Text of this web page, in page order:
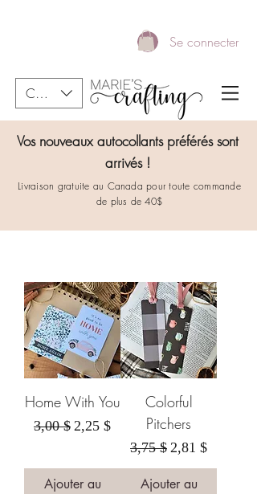
Se connecter
CAD (C$)
Vos nouveaux autocollants préférés sont
arrivés !
Livraison gratuite au Canada pour toute commande
de plus de 40$
Home With You
Prix original
3,00 $ Prix promotionnel
2,25 $
Ajouter au
Colorful
Pitchers
Prix original
3,75 $ Prix
2,81 $
Ajouter au